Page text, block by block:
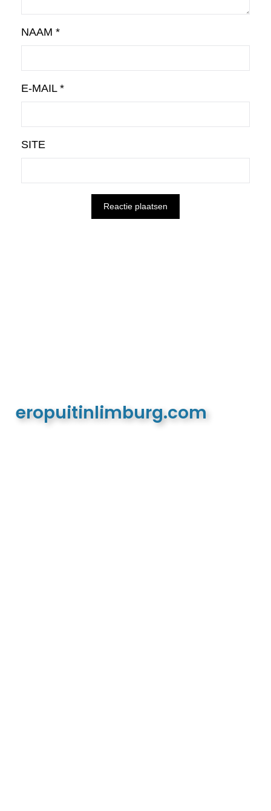
NAAM *
E-MAIL *
SITE
eropuitinlimburg.com